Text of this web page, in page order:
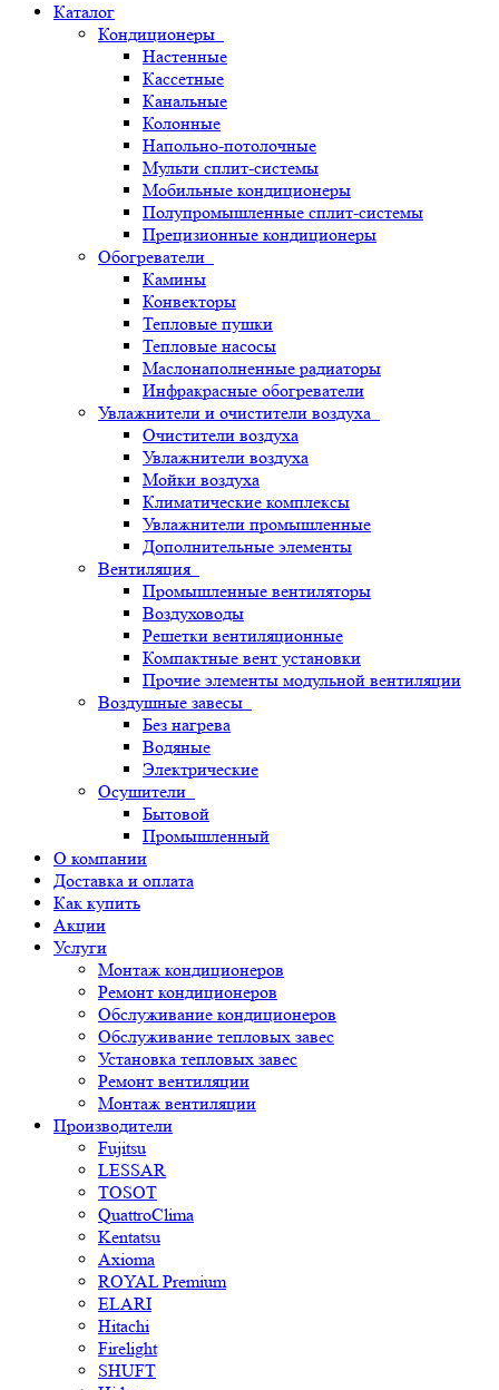
Каталог
Кондиционеры
Настенные
Кассетные
Канальные
Колонные
Напольно-потолочные
Мульти сплит-системы
Мобильные кондиционеры
Полупромышленные сплит-системы
Прецизионные кондиционеры
Обогреватели
Камины
Конвекторы
Тепловые пушки
Тепловые насосы
Маслонаполненные радиаторы
Инфракрасные обогреватели
Увлажнители и очистители воздуха
Очистители воздуха
Увлажнители воздуха
Мойки воздуха
Климатические комплексы
Увлажнители промышленные
Дополнительные элементы
Вентиляция
Промышленные вентиляторы
Воздуховоды
Решетки вентиляционные
Компактные вент установки
Прочие элементы модульной вентиляции
Воздушные завесы
Без нагрева
Водяные
Электрические
Осушители
Бытовой
Промышленный
О компании
Доставка и оплата
Как купить
Акции
Услуги
Монтаж кондиционеров
Ремонт кондиционеров
Обслуживание кондиционеров
Обслуживание тепловых завес
Установка тепловых завес
Ремонт вентиляции
Монтаж вентиляции
Производители
Fujitsu
LESSAR
TOSOT
QuattroClima
Kentatsu
Axioma
ROYAL Premium
ELARI
Hitachi
Firelight
SHUFT